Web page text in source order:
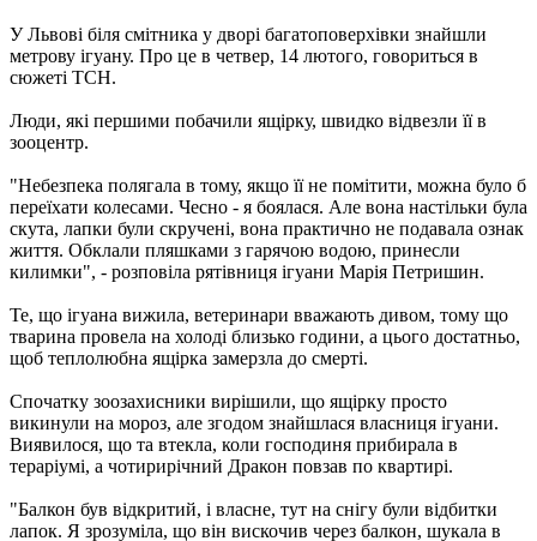
У Львові біля смітника у дворі багатоповерхівки знайшли
метрову ігуану. Про це в четвер, 14 лютого, говориться в
сюжеті ТСН.
Люди, які першими побачили ящірку, швидко відвезли її в
зооцентр.
"Небезпека полягала в тому, якщо її не помітити, можна було б
переїхати колесами. Чесно - я боялася. Але вона настільки була
скута, лапки були скручені, вона практично не подавала ознак
життя. Обклали пляшками з гарячою водою, принесли
килимки", - розповіла рятівниця ігуани Марія Петришин.
Те, що ігуана вижила, ветеринари вважають дивом, тому що
тварина провела на холоді близько години, а цього достатньо,
щоб теплолюбна ящірка замерзла до смерті.
Спочатку зоозахисники вирішили, що ящірку просто
викинули на мороз, але згодом знайшлася власниця ігуани.
Виявилося, що та втекла, коли господиня прибирала в
тераріумі, а чотирирічний Дракон повзав по квартирі.
"Балкон був відкритий, і власне, тут на снігу були відбитки
лапок. Я зрозуміла, що він вискочив через балкон, шукала в